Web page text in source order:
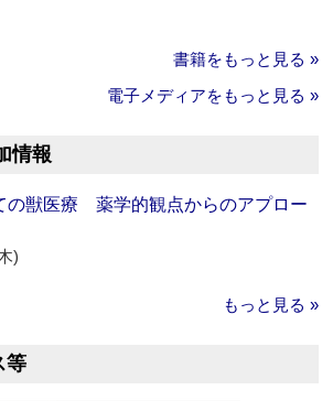
書籍をもっと見る »
電子メディアをもっと見る »
情報
の獣医療 薬学的観点からのアプロー
)
もっと見る »
等